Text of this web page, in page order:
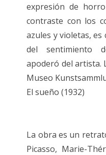
expresión de
contraste con los
azules y violetas,
del sentimiento
apoderó del artista.
Museo
El sueño (1932)
La obra es un
Picasso, Marie-